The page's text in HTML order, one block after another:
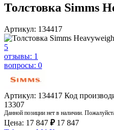
Толстовка Simms
Артикул: 134417
5
отзывы: 1
вопросы: 0
Артикул: 134417 Код
13307
Данной позиции нет в наличии.
Цена: 17 847 ₽ 17 847